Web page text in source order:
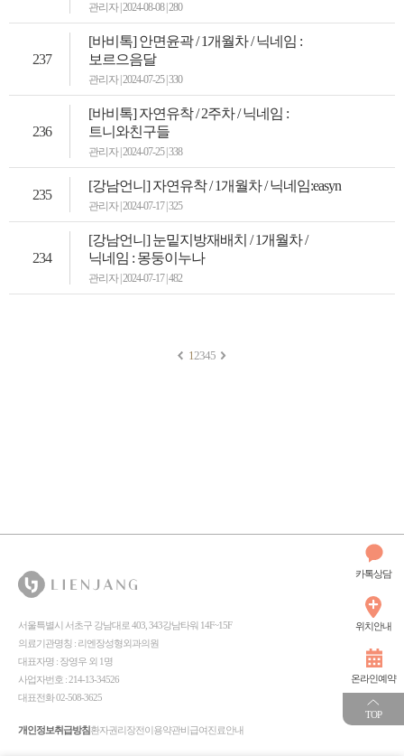
카톡상담
위치안내
온라인예약
TOP
관리자 | 2024-08-08 | 280
237
[바비톡] 안면윤곽 / 1개월차 / 닉네임 :
보르으음달
관리자 | 2024-07-25 | 330
236
[바비톡] 자연유착 / 2주차 / 닉네임 :
트니와친구들
관리자 | 2024-07-25 | 338
235
[강남언니] 자연유착 / 1개월차 / 닉네임:easyn
관리자 | 2024-07-17 | 325
234
[강남언니] 눈밑지방재배치 / 1개월차 /
닉네임 : 몽둥이누나
관리자 | 2024-07-17 | 482
12345
서울특별시 서초구 강남대로 403, 343강남타워 14F~15F
의료기관명칭 : 리엔장성형외과의원
대표자명 : 장영우 외 1명
사업자번호 : 214-13-34526
대표전화 02-508-3625
개인정보취급방침환자권리장전이용약관비급여진료안내